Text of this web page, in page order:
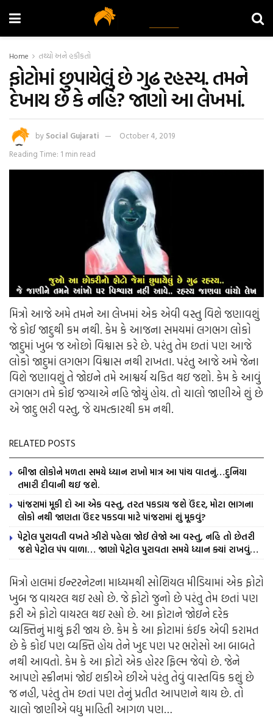
Home તથ્યો અને હકીકતો
ફોટોમાં છુપાયેલું છે ગુઢ રહસ્ય. તમને
દેખાય છે કે નહિ? જાણો આ લેખમાં.
by Social Gujarati
October 4, 2019
Reading Time: 1 min read
મિત્રો આજે અમે તમને આ લેખમાં એક એવી વસ્તુ વિશે જણાવશું
જે કોઈ જાદુથી કમ નથી. કેમ કે આજના સમયમાં લગભગ લોકો
જાદુમાં ખુબ જ ઓછો વિશ્વાસ કરે છે. પરંતુ તેમ છતાં પણ આજે
લોકો જાદુમાં લગભગ વિશ્વાસ નથી રાખતા. પરંતુ આજે અમે જેના
વિશે જણાવશું તે જોઇને તમે આશ્વર્ય ચકિત થઇ જશો. કેમ કે આવું
લગભગ તમે કોઈ જગ્યાએ નહિ જોયું હોય. તો ચાલો જાણીએ શું છે
એ જાદુ ભરી વસ્તુ, જે ચમત્કારથી કમ નથી.
RELATED POSTS
બીજા લોકોને મળતા સમયે ધ્યાન રાખો માત્ર આ પાંચ વાતનું…દુનિયા
તમારી દીવાની થઇ જશે.
પાંજરામાં મૂકી દો આ એક વસ્તુ, તરત પકડાય જશે ઉંદર, મોટા ભાગના
લોકો નથી જાણતા ઉંદર પકડવા માટે પાંજરામાં શું મૂકવું?
પેટ્રોલ પુરાવતી વખતે ઝીરો પહેલા જોઈ લેજો આ વસ્તુ, નહિ તો છેતરી
જશે પેટ્રોલ પંપ વાળા… જાણો પેટ્રોલ પુરાવતા સમયે ધ્યાન ક્યાં રાખવું…
મિત્રો હાલમાં ઈન્ટરનેટના માધ્યમથી સોશિયલ મીડિયામાં એક ફોટો
ખુબ જ વાયરલ થઇ રહ્યો છે. જે ફોટો જુનો છે પરંતુ તેમ છતાં પણ
ફરી એ ફોટો વાયરલ થઇ રહ્યો છે. આ ફોટાને જોઇને દરેક
વ્યક્તિનું માથું ફરી જાય છે. કેમ કે આ ફોટામાં કંઈક એવી કરામત
છે કે કોઈ પણ વ્યક્તિ હોય તેને ખુદ પણ પર ભરોસો આ બાબતે
નથી આવતો. કેમ કે આ ફોટો એક હોરર ફિલ્મ જેવો છે. જેને
આપણે સ્ક્રીનમાં જોઈ શકીએ છીએ પરંતુ તેવું વાસ્તવિક કશું છે
જ નહી, પરંતુ તેમ છતાં પણ તેનું પ્રતીત આપણને થાય છે. તો
ચાલો જાણીએ વધુ માહિતી આગળ પણ…